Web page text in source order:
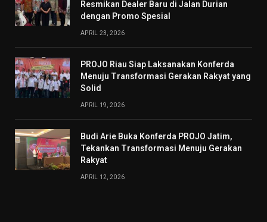
Resmikan Dealer Baru di Jalan Durian
dengan Promo Spesial
APRIL 23, 2026
PROJO Riau Siap Laksanakan Konferda
Menuju Transformasi Gerakan Rakyat yang
Solid
APRIL 19, 2026
Budi Arie Buka Konferda PROJO Jatim,
Tekankan Transformasi Menuju Gerakan
Rakyat
APRIL 12, 2026